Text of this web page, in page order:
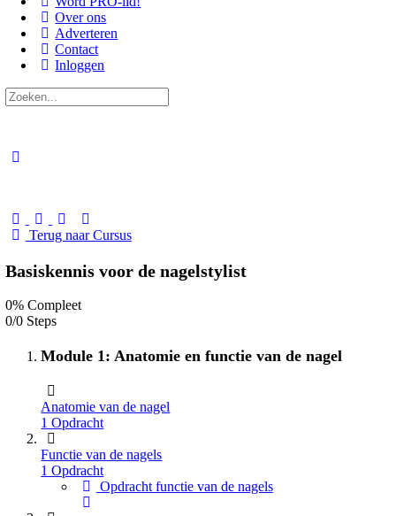
Over ons
Adverteren
Contact
Inloggen
Zoeken
naar:
Terug naar Cursus
Basiskennis voor de nagelstylist
0% Compleet
0/0 Steps
Module 1: Anatomie en functie van de nagel
Anatomie van de nagel
1 Opdracht
Functie van de nagels
1 Opdracht
Opdracht functie van de nagels